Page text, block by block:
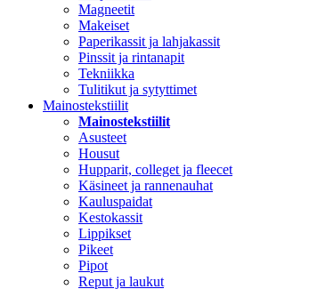
Magneetit
Makeiset
Paperikassit ja lahjakassit
Pinssit ja rintanapit
Tekniikka
Tulitikut ja sytyttimet
Mainostekstiilit
Mainostekstiilit
Asusteet
Housut
Hupparit, colleget ja fleecet
Käsineet ja rannenauhat
Kauluspaidat
Kestokassit
Lippikset
Pikeet
Pipot
Reput ja laukut